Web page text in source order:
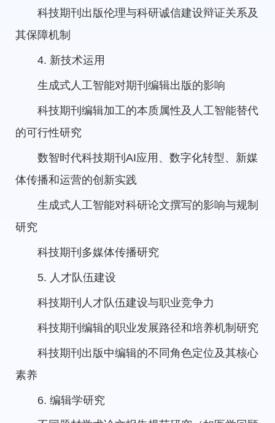
科技期刊出版伦理与科研诚信建设辩证关系及
其保障机制
4. 新技术运用
生成式人工智能对期刊编辑出版的影响
科技期刊编辑加工的本质属性及人工智能替代
的可行性研究
数智时代科技期刊AI应用、数字化转型、新媒
体传播和运营的创新实践
生成式人工智能对科研论文撰写的影响与规制
研究
科技期刊多媒体传播研究
5. 人才队伍建设
科技期刊人才队伍建设与职业竞争力
科技期刊编辑的职业发展路径和培养机制研究
科技期刊出版中编辑的不同角色定位及其核心
素养
6. 编辑学研究